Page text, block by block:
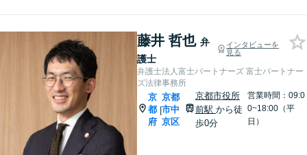
藤井 哲也 弁
護士
インタビューを
見る
弁護士法人富士パートナーズ 富士パートナー
ズ法律事務所
京
都
府
|
京都
市中
京区
京都市役所
前駅 から徒
歩0分
営業時間：09:0
0~18:00（平
日）